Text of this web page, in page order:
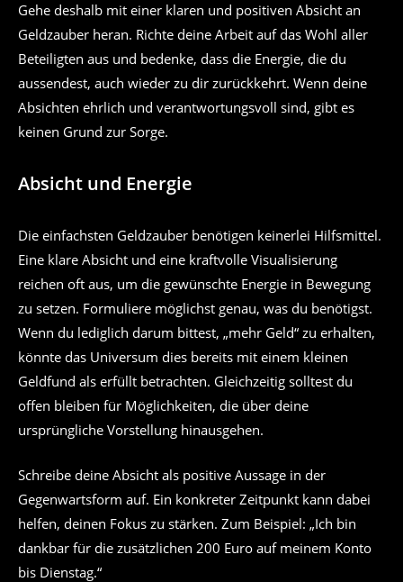
Gehe deshalb mit einer klaren und positiven Absicht an
Geldzauber heran. Richte deine Arbeit auf das Wohl aller
Beteiligten aus und bedenke, dass die Energie, die du
aussendest, auch wieder zu dir zurückkehrt. Wenn deine
Absichten ehrlich und verantwortungsvoll sind, gibt es
keinen Grund zur Sorge.
Absicht und Energie
Die einfachsten Geldzauber benötigen keinerlei Hilfsmittel.
Eine klare Absicht und eine kraftvolle Visualisierung
reichen oft aus, um die gewünschte Energie in Bewegung
zu setzen. Formuliere möglichst genau, was du benötigst.
Wenn du lediglich darum bittest, „mehr Geld“ zu erhalten,
könnte das Universum dies bereits mit einem kleinen
Geldfund als erfüllt betrachten. Gleichzeitig solltest du
offen bleiben für Möglichkeiten, die über deine
ursprüngliche Vorstellung hinausgehen.
Schreibe deine Absicht als positive Aussage in der
Gegenwartsform auf. Ein konkreter Zeitpunkt kann dabei
helfen, deinen Fokus zu stärken. Zum Beispiel: „Ich bin
dankbar für die zusätzlichen 200 Euro auf meinem Konto
bis Dienstag.“